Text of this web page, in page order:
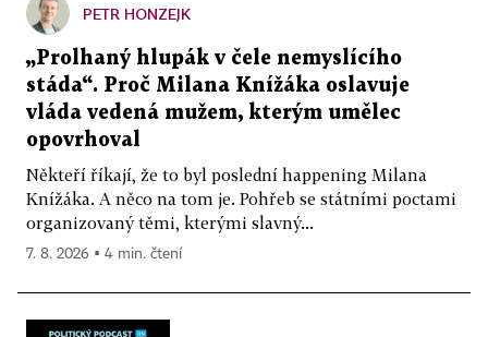
PETR HONZEJK
„Prolhaný hlupák v čele nemyslícího
stáda“. Proč Milana Knížáka oslavuje
vláda vedená mužem, kterým umělec
opovrhoval
Někteří říkají, že to byl poslední happening Milana
Knížáka. A něco na tom je. Pohřeb se státními poctami
organizovaný těmi, kterými slavný...
7. 8. 2026 ▪ 4 min. čtení